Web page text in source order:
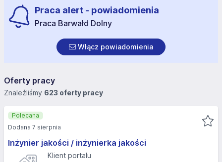
Praca alert - powiadomienia
Praca Barwałd Dolny
Włącz powiadomienia
Oferty pracy
Znaleźliśmy 623 oferty pracy
Inżynier jakości / inżynierka jakości
Klient portalu
Polecana
Dodana 7 sierpnia